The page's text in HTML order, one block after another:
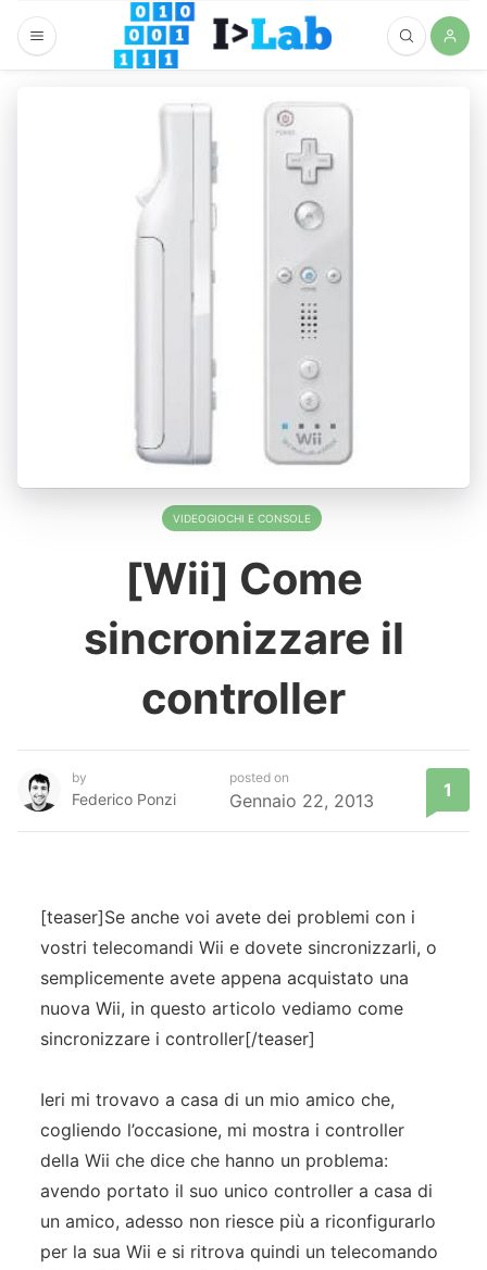
VIDEOGIOCHI E CONSOLE
[Wii] Come
sincronizzare il
controller
by
Federico Ponzi
posted on
Gennaio 22, 2013 1
[teaser]Se anche voi avete dei problemi con i
vostri telecomandi Wii e dovete sincronizzarli, o
semplicemente avete appena acquistato una
nuova Wii, in questo articolo vediamo come
sincronizzare i controller[/teaser]
Ieri mi trovavo a casa di un mio amico che,
cogliendo l’occasione, mi mostra i controller
della Wii che dice che hanno un problema:
avendo portato il suo unico controller a casa di
un amico, adesso non riesce più a riconfigurarlo
per la sua Wii e si ritrova quindi un telecomando